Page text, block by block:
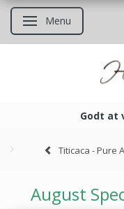
Skifte navigation
Menu
Godt at
Titicaca - Pure
August